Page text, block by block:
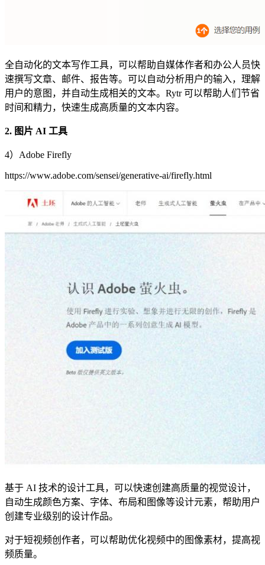
全自动化的文本写作工具，可以帮助自媒体作者和办公人员快
速撰写文章、邮件、报告等。可以自动分析用户的输入，理解
用户的意图，并自动生成相关的文本。Rytr 可以帮助人们节省
时间和精力，快速生成高质量的文本内容。
2. 图片 AI 工具
4）Adobe Firefly
https://www.adobe.com/sensei/generative-ai/firefly.html
基于 AI 技术的设计工具，可以快速创建高质量的视觉设计，
自动生成颜色方案、字体、布局和图像等设计元素，帮助用户
创建专业级别的设计作品。
对于短视频创作者，可以帮助优化视频中的图像素材，提高视
频质量。